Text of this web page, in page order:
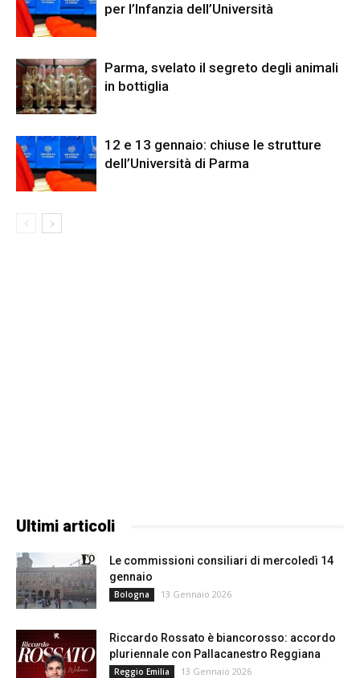
per l’Infanzia dell’Università
Parma, svelato il segreto degli animali
in bottiglia
12 e 13 gennaio: chiuse le strutture
dell’Università di Parma
Ultimi articoli
Le commissioni consiliari di mercoledì 14
gennaio
Bologna 13 Gennaio 2026
Riccardo Rossato è biancorosso: accordo
pluriennale con Pallacanestro Reggiana
Reggio Emilia 13 Gennaio 2026